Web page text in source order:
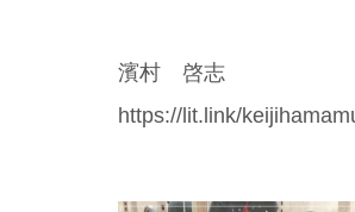
濱村 啓志
https://lit.link/